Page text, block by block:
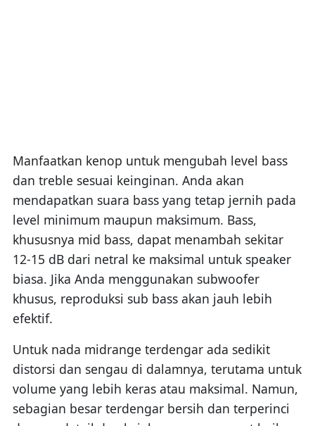
Manfaatkan kenop untuk mengubah level bass
dan treble sesuai keinginan. Anda akan
mendapatkan suara bass yang tetap jernih pada
level minimum maupun maksimum. Bass,
khususnya mid bass, dapat menambah sekitar
12-15 dB dari netral ke maksimal untuk speaker
biasa. Jika Anda menggunakan subwoofer
khusus, reproduksi sub bass akan jauh lebih
efektif.
Untuk nada midrange terdengar ada sedikit
distorsi dan sengau di dalamnya, terutama untuk
volume yang lebih keras atau maksimal. Namun,
sebagian besar terdengar bersih dan terperinci